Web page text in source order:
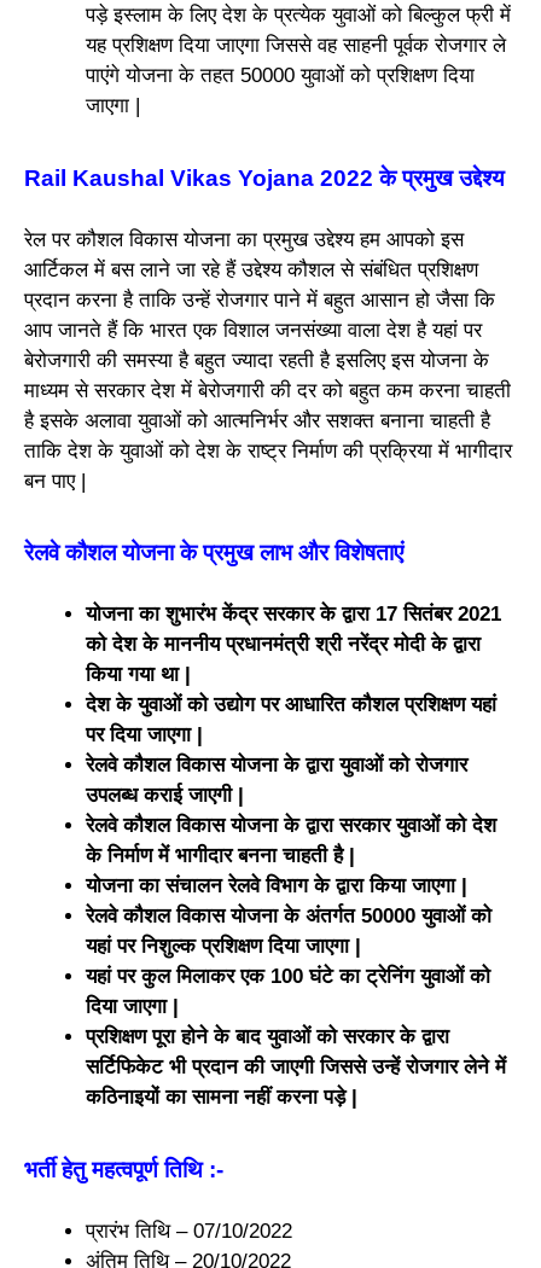
पड़े इस्लाम के लिए देश के प्रत्येक युवाओं को बिल्कुल फ्री में
यह प्रशिक्षण दिया जाएगा जिससे वह साहनी पूर्वक रोजगार ले
पाएंगे योजना के तहत 50000 युवाओं को प्रशिक्षण दिया
जाएगा |
Rail Kaushal Vikas Yojana 2022 के प्रमुख उद्देश्य
रेल पर कौशल विकास योजना का प्रमुख उद्देश्य हम आपको इस
आर्टिकल में बस लाने जा रहे हैं उद्देश्य कौशल से संबंधित प्रशिक्षण
प्रदान करना है ताकि उन्हें रोजगार पाने में बहुत आसान हो जैसा कि
आप जानते हैं कि भारत एक विशाल जनसंख्या वाला देश है यहां पर
बेरोजगारी की समस्या है बहुत ज्यादा रहती है इसलिए इस योजना के
माध्यम से सरकार देश में बेरोजगारी की दर को बहुत कम करना चाहती
है इसके अलावा युवाओं को आत्मनिर्भर और सशक्त बनाना चाहती है
ताकि देश के युवाओं को देश के राष्ट्र निर्माण की प्रक्रिया में भागीदार
बन पाए |
रेलवे कौशल योजना के प्रमुख लाभ और विशेषताएं
योजना का शुभारंभ केंद्र सरकार के द्वारा 17 सितंबर 2021
को देश के माननीय प्रधानमंत्री श्री नरेंद्र मोदी के द्वारा
किया गया था |
देश के युवाओं को उद्योग पर आधारित कौशल प्रशिक्षण यहां
पर दिया जाएगा |
रेलवे कौशल विकास योजना के द्वारा युवाओं को रोजगार
उपलब्ध कराई जाएगी |
रेलवे कौशल विकास योजना के द्वारा सरकार युवाओं को देश
के निर्माण में भागीदार बनना चाहती है |
योजना का संचालन रेलवे विभाग के द्वारा किया जाएगा |
रेलवे कौशल विकास योजना के अंतर्गत 50000 युवाओं को
यहां पर निशुल्क प्रशिक्षण दिया जाएगा |
यहां पर कुल मिलाकर एक 100 घंटे का ट्रेनिंग युवाओं को
दिया जाएगा |
प्रशिक्षण पूरा होने के बाद युवाओं को सरकार के द्वारा
सर्टिफिकेट भी प्रदान की जाएगी जिससे उन्हें रोजगार लेने में
कठिनाइयों का सामना नहीं करना पड़े |
भर्ती हेतु महत्वपूर्ण तिथि :-
प्रारंभ तिथि – 07/10/2022
अंतिम तिथि – 20/10/2022